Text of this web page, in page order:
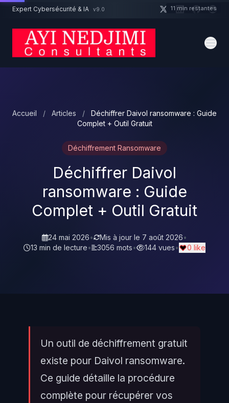
Aller au contenu principal
Expert Cybersécurité & IA v9.0
Accueil / Articles /
Déchiffrer Daivol ransomware : Guide
Complet + Outil Gratuit
Déchiffrement Ransomware
Déchiffrer Daivol
ransomware : Guide
Complet + Outil Gratuit
24 mai 2026• Mis à jour le 7 août 2026•
13 min de lecture• 3056 mots• 144 vues• 0 like
Un outil de déchiffrement gratuit
existe pour Daivol ransomware.
Ce guide détaille la procédure
complète pour récupérer vos
Un projet cybersécurité ? 11 min restantes